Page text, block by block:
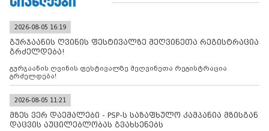
2026-08-05 16:19
გურჯაანის ღვინის ფესტივალზე მეღვინეთა რეგისტრაცია
გრძელდება!
გურჯაანის ღვინის ფესტივალზე მეღვინეთა რეგისტრაცია
გრძელდება!
2026-08-05 11:21
მზეს ვერ დაემალები - PSP-ს საზაფხულო კამპანია მზისგან
დაცვის აუცილებლობას გვახსენებს